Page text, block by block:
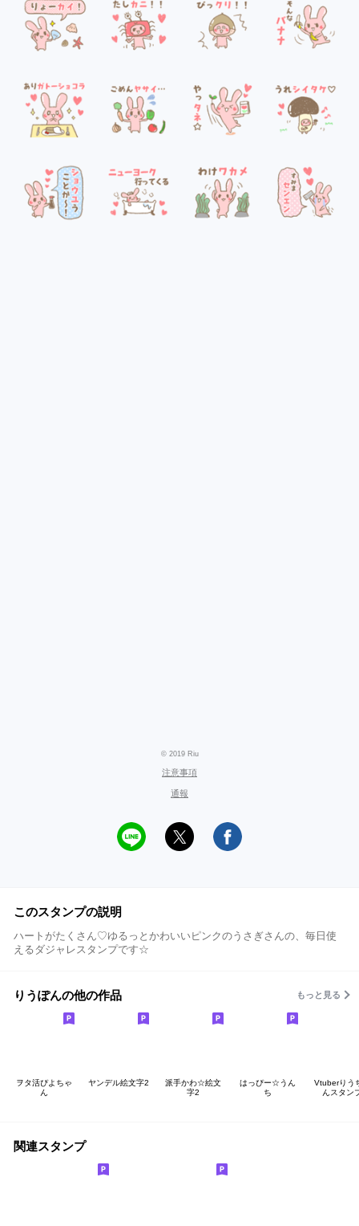
© 2019 Riu
注意事項
通報
このスタンプの説明
ハートがたくさん♡ゆるっとかわいいピンクのうさぎさんの、毎日使
えるダジャレスタンプです☆
りうぽんの他の作品 もっと見る
ヲタ活ぴよちゃ
ん
ヤンデル絵文字2
派手かわ☆絵文
字2
はっぴー☆うん
ち
Vtuberりう
んスタン
関連スタンプ